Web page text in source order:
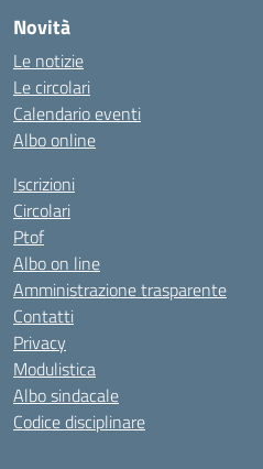
Novità
Le notizie
Le circolari
Calendario eventi
Albo online
Iscrizioni
Circolari
Ptof
Albo on line
Amministrazione trasparente
Contatti
Privacy
Modulistica
Albo sindacale
Codice disciplinare